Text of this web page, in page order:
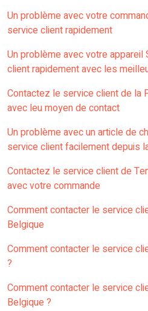
Un problème avec votre
service client rapidement
Un problème avec votre
client rapidement avec les
Contactez le service client de la
avec leu moyen de contact
Un problème avec un article de
service client facilement depuis
Contactez le service client de
avec votre commande
Comment contacter le service
Belgique
Comment contacter le service
?
Comment contacter le service
Belgique ?